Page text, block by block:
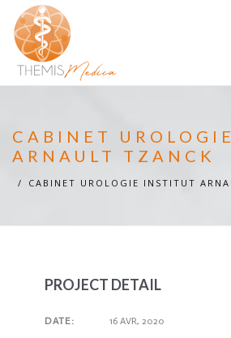
CABINET
ARNAULT TZANCK
CABINET UROLOGIE INSTITUT
PROJECT DETAIL
DATE: 16 AVR, 2020